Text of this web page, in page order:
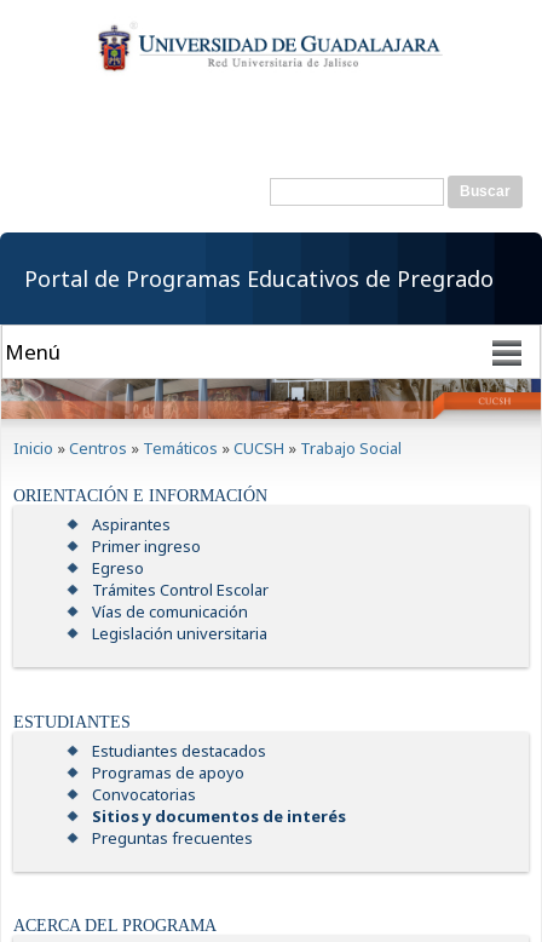
contenido
principal
Formulario de
Buscar
Portal de Programas Educativos de Pregrado
Inicio »Centros » Temáticos »CUCSH » Trabajo Social
ORIENTACIÓN E INFORMACIÓN
Aspirantes
Primer ingreso
Egreso
Trámites Control Escolar
Vías de comunicación
Legislación universitaria
ESTUDIANTES
Estudiantes destacados
Programas de apoyo
Convocatorias
Sitios y documentos de interés
Preguntas frecuentes
ACERCA DEL PROGRAMA